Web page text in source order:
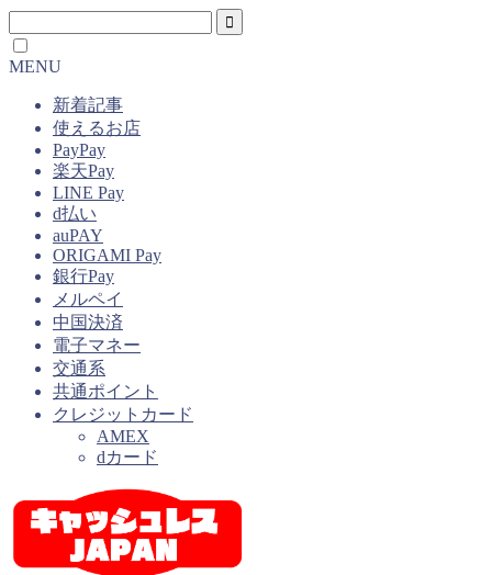
MENU
新着記事
使えるお店
PayPay
楽天Pay
LINE Pay
d払い
auPAY
ORIGAMI Pay
銀行Pay
メルペイ
中国決済
電子マネー
交通系
共通ポイント
クレジットカード
AMEX
dカード